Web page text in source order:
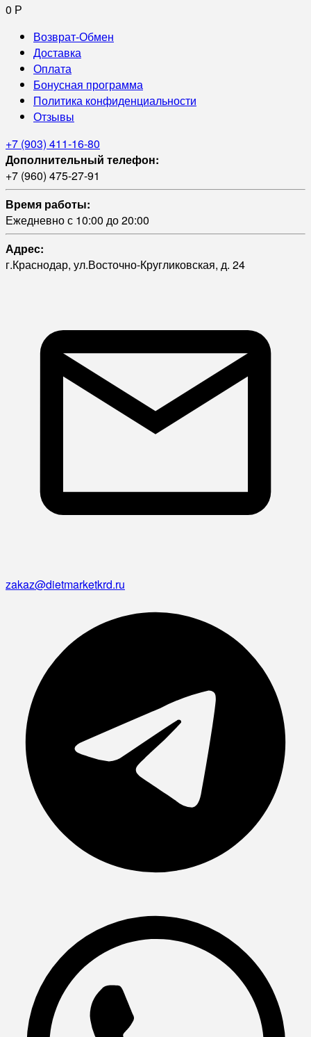
0 Р
Возврат-Обмен
Доставка
Оплата
Бонусная программа
Политика конфиденциальности
Отзывы
+7 (903) 411-16-80
Дополнительный телефон:
+7 (960) 475-27-91
Время работы:
Ежедневно с 10:00 до 20:00
Адрес:
г.Краснодар, ул.Восточно-Кругликовская, д. 24
zakaz@dietmarketkrd.ru